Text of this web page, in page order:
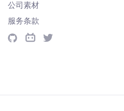
公司素材
服务条款